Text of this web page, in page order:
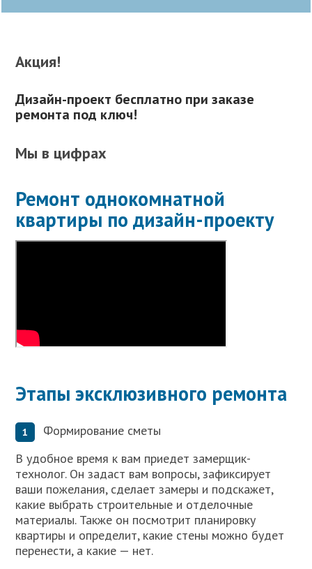
Акция!
Дизайн-проект бесплатно при заказе
ремонта под ключ!
Мы в цифрах
Ремонт однокомнатной
квартиры по дизайн-проекту
Этапы эксклюзивного ремонта
Формирование сметы
В удобное время к вам приедет замерщик-
технолог. Он задаст вам вопросы, зафиксирует
ваши пожелания, сделает замеры и подскажет,
какие выбрать строительные и отделочные
материалы. Также он посмотрит планировку
квартиры и определит, какие стены можно будет
перенести, а какие — нет.